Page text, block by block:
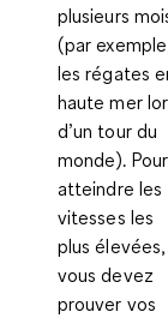
plusieurs
(par
les régates
haute mer
d’un tour du
monde). Pour
atteindre les
vitesses les
plus élevées,
vous devez
prouver vos